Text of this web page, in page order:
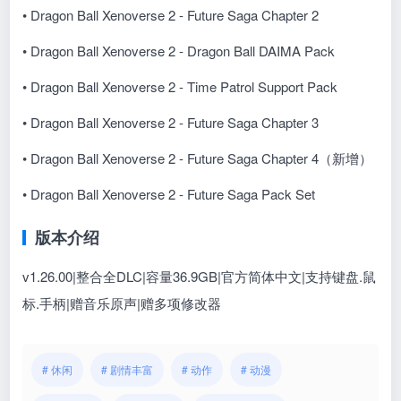
• Dragon Ball Xenoverse 2 - Future Saga Chapter 2
• Dragon Ball Xenoverse 2 - Dragon Ball DAIMA Pack
• Dragon Ball Xenoverse 2 - Time Patrol Support Pack
• Dragon Ball Xenoverse 2 - Future Saga Chapter 3
• Dragon Ball Xenoverse 2 - Future Saga Chapter 4（新增）
• Dragon Ball Xenoverse 2 - Future Saga Pack Set
版本介绍
v1.26.00|整合全DLC|容量36.9GB|官方简体中文|支持键盘.鼠
标.手柄|赠音乐原声|赠多项修改器
# 休闲 # 剧情丰富 # 动作 # 动漫